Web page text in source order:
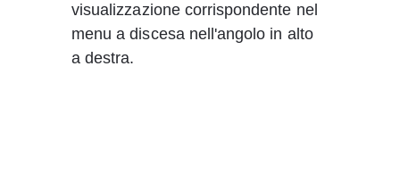
visualizzazione corrispondente nel
menu a discesa nell'angolo in alto
a destra.